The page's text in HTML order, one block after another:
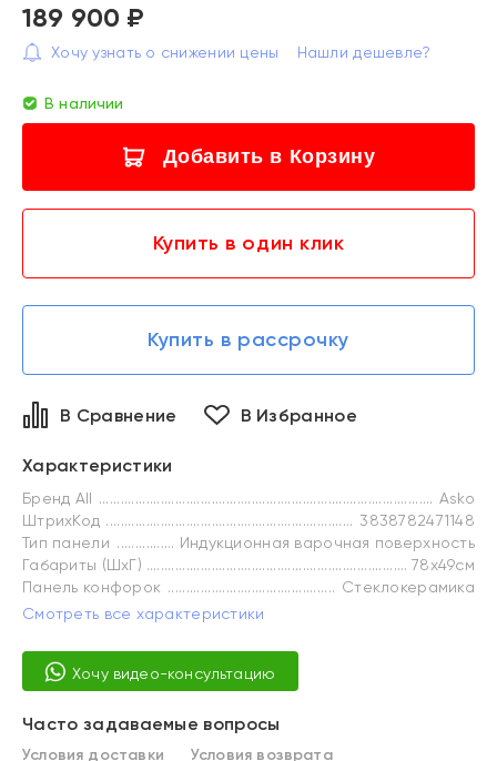
189 900 ₽
Хочу узнать о снижении цены Нашли дешевле?
В наличии
Добавить в Корзину
Купить в один клик
Купить в рассрочку
В Сравнение В Избранное
Характеристики
Бренд All
Asko
ШтрихКод
3838782471148
Тип панели
Индукционная варочная поверхность
Габариты (ШхГ)
78х49см
Панель конфорок
Стеклокерамика
Смотреть все характеристики
Хочу видео-консультацию
Часто задаваемые вопросы
Условия доставки
Условия возврата